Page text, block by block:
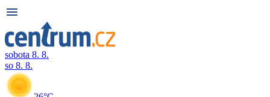
sobota 8. 8.
so 8. 8.